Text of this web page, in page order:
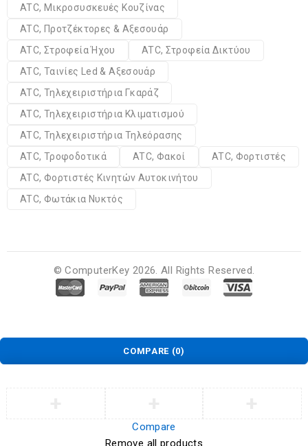
ATC, Μικροσυσκευές Κουζίνας
ATC, Προτζέκτορες & Αξεσουάρ
ATC, Στροφεία Ήχου
ATC, Στροφεία Δικτύου
ATC, Ταινίες Led & Αξεσουάρ
ATC, Τηλεχειριστήρια Γκαράζ
ATC, Τηλεχειριστήρια Κλιματισμού
ATC, Τηλεχειριστήρια Τηλεόρασης
ATC, Τροφοδοτικά
ATC, Φακοί
ATC, Φορτιστές
ATC, Φορτιστές Κινητών Αυτοκινήτου
ATC, Φωτάκια Νυκτός
© ComputerKey 2026. All Rights Reserved.
COMPARE (0)
Compare
Remove all products